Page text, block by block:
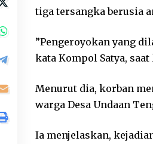
tiga tersangka berusia
”Pengeroyokan yang
kata Kompol Satya,
Menurut dia, korban
warga Desa Undaan
Ia menjelaskan,